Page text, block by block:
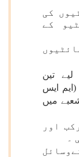
کی
کے
تین
(ایم ایس
میں
اور
۔